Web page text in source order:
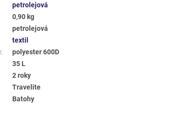
petrolejová
0,90 kg
petrolejová
textil
:
polyester 600D
35 L
2 roky
Travelite
Batohy